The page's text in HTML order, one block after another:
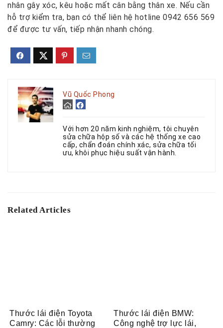
nhân gây xóc, kêu hoặc mất cân bằng thân xe. Nếu cần
hỗ trợ kiểm tra, bạn có thể liên hệ hotline 0942 656 569
để được tư vấn, tiếp nhận nhanh chóng.
Vũ Quốc Phong
Với hơn 20 năm kinh nghiệm, tôi chuyên
sửa chữa hộp số và các hệ thống xe cao
cấp, chẩn đoán chính xác, sửa chữa tối
ưu, khôi phục hiệu suất vận hành.
Related Articles
Thước lái điện Toyota
Camry: Các lỗi thường
Thước lái điện BMW:
Công nghệ trợ lực lái,